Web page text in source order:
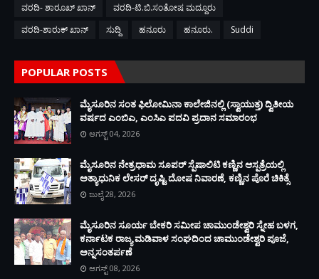
ವರದಿ- ಶಾರೂಖ್ ಖಾನ್
ವರದಿ-ಟಿ.ಬಿ.ಸಂತೋಷ ಮದ್ದೂರು
ವರದಿ-ಶಾರುಕ್ ಖಾನ್
ಸುದ್ದಿ ಹನೂರು ಹನೂರು. Suddi
POPULAR POSTS
ಮೈಸೂರಿನ ಸಂತ ಫಿಲೋಮಿನಾ ಕಾಲೇಜಿನಲ್ಲಿ (ಸ್ವಾಯುತ್ತ) ದ್ವಿತೀಯ
ವರ್ಷದ ಎಂಬಿಎ, ಎಂಸಿಎ ಪದವಿ ಪ್ರದಾನ ಸಮಾರಂಭ
ಆಗಸ್ಟ್ 04, 2026
ಮೈಸೂರಿನ ನೇತ್ರಧಾಮ ಸೂಪರ್ ಸ್ಪೆಷಾಲಿಟಿ ಕಣ್ಣಿನ ಆಸ್ಪತ್ರೆಯಲ್ಲಿ
ಅತ್ಯಾಧುನಿಕ ಲೇಸರ್ ದೃಷ್ಟಿ ದೋಷ ನಿವಾರಣೆ, ಕಣ್ಣಿನ ಪೊರೆ ಚಿಕಿತ್ಸೆ
ಜುಲೈ 28, 2026
ಮೈಸೂರಿನ ಸೂರ್ಯ ಬೇಕರಿ ಸಮೀಪ ಚಾಮುಂಡೇಶ್ವರಿ ಸ್ನೇಹ ಬಳಗ,
ಕರ್ನಾಟಕ ರಾಜ್ಯ ಮಡಿವಾಳ ಸಂಘದಿಂದ ಚಾಮುಂಡೇಶ್ವರಿ ಪೂಜೆ,
ಅನ್ನಸಂತರ್ಪಣೆ
ಆಗಸ್ಟ್ 08, 2026